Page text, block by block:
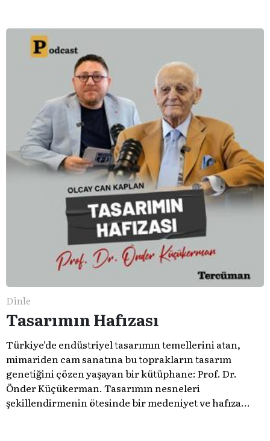
Dinle
Tasarımın Hafızası
Türkiye’de endüstriyel tasarımın temellerini atan,
mimariden cam sanatına bu toprakların tasarım
genetiğini çözen yaşayan bir kütüphane: Prof. Dr.
Önder Küçükerman. ​Tasarımın nesneleri
şekillendirmenin ötesinde bir medeniyet ve hafıza